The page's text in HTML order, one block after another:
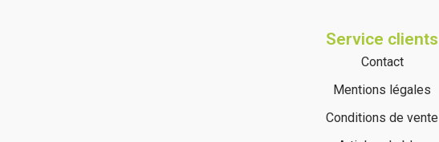
Service clients
Contact
Mentions légales
Conditions de vente